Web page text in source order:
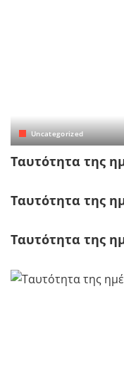
Uncategorized
Tαυτότητα της
Tαυτότητα της
Tαυτότητα της